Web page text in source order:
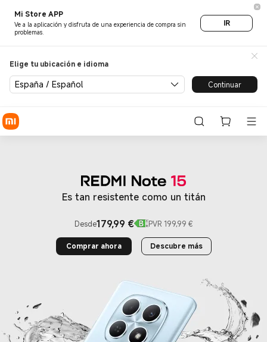
Mi Store APP
Ve a la aplicación y disfruta de una experiencia de compra sin
problemas.
IR
Elige tu ubicación e idioma
España / Español Continuar
Xiaomi Tienda Oficial -
Es tan resistente como un titán
Desde179,99 €Current Price €179.99
PVR 199,99 €
Precio de mercado 199,99 €
Comprar ahora
Descubre más